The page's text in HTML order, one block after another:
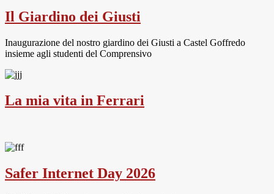
Il Giardino dei Giusti
Inaugurazione del nostro giardino dei Giusti a Castel Goffredo
insieme agli studenti del Comprensivo
La mia vita in Ferrari
Safer Internet Day 2026